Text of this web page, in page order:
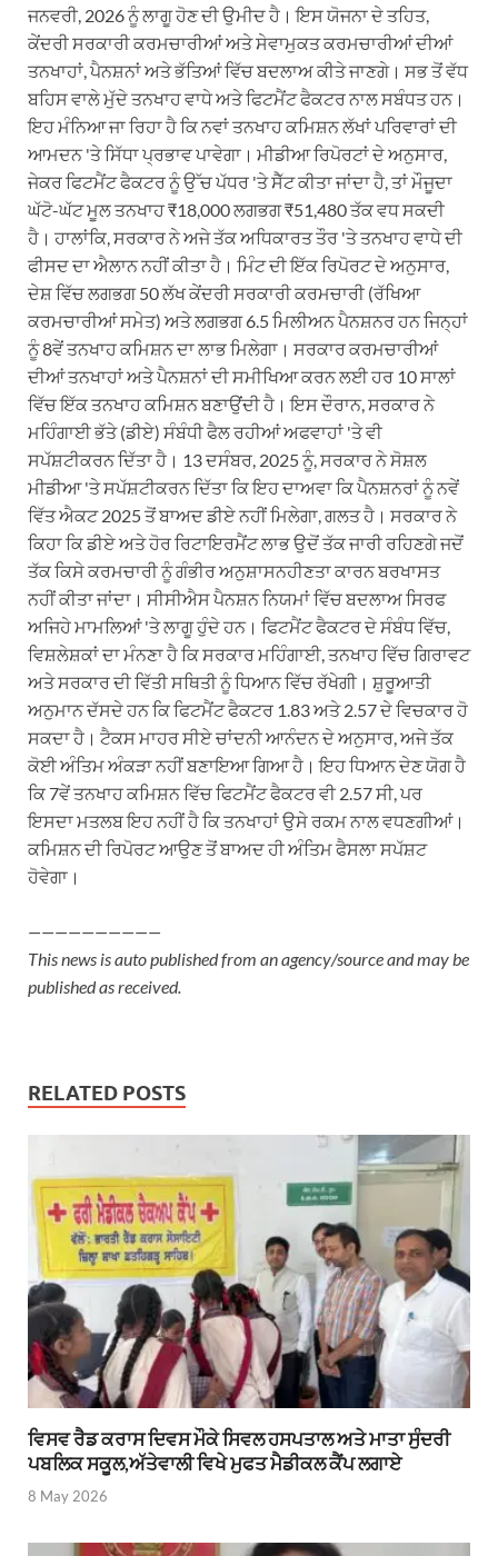
ਜਨਵਰੀ, 2026 ਨੂੰ ਲਾਗੂ ਹੋਣ ਦੀ ਉਮੀਦ ਹੈ। ਇਸ ਯੋਜਨਾ ਦੇ ਤਹਿਤ,
ਕੇਂਦਰੀ ਸਰਕਾਰੀ ਕਰਮਚਾਰੀਆਂ ਅਤੇ ਸੇਵਾਮੁਕਤ ਕਰਮਚਾਰੀਆਂ ਦੀਆਂ
ਤਨਖਾਹਾਂ, ਪੈਨਸ਼ਨਾਂ ਅਤੇ ਭੱਤਿਆਂ ਵਿੱਚ ਬਦਲਾਅ ਕੀਤੇ ਜਾਣਗੇ। ਸਭ ਤੋਂ ਵੱਧ
ਬਹਿਸ ਵਾਲੇ ਮੁੱਦੇ ਤਨਖਾਹ ਵਾਧੇ ਅਤੇ ਫਿਟਮੈਂਟ ਫੈਕਟਰ ਨਾਲ ਸਬੰਧਤ ਹਨ।
ਇਹ ਮੰਨਿਆ ਜਾ ਰਿਹਾ ਹੈ ਕਿ ਨਵਾਂ ਤਨਖਾਹ ਕਮਿਸ਼ਨ ਲੱਖਾਂ ਪਰਿਵਾਰਾਂ ਦੀ
ਆਮਦਨ 'ਤੇ ਸਿੱਧਾ ਪ੍ਰਭਾਵ ਪਾਵੇਗਾ। ਮੀਡੀਆ ਰਿਪੋਰਟਾਂ ਦੇ ਅਨੁਸਾਰ,
ਜੇਕਰ ਫਿਟਮੈਂਟ ਫੈਕਟਰ ਨੂੰ ਉੱਚ ਪੱਧਰ 'ਤੇ ਸੈੱਟ ਕੀਤਾ ਜਾਂਦਾ ਹੈ, ਤਾਂ ਮੌਜੂਦਾ
ਘੱਟੋ-ਘੱਟ ਮੂਲ ਤਨਖਾਹ ₹18,000 ਲਗਭਗ ₹51,480 ਤੱਕ ਵਧ ਸਕਦੀ
ਹੈ। ਹਾਲਾਂਕਿ, ਸਰਕਾਰ ਨੇ ਅਜੇ ਤੱਕ ਅਧਿਕਾਰਤ ਤੌਰ 'ਤੇ ਤਨਖਾਹ ਵਾਧੇ ਦੀ
ਫੀਸਦ ਦਾ ਐਲਾਨ ਨਹੀਂ ਕੀਤਾ ਹੈ। ਮਿੰਟ ਦੀ ਇੱਕ ਰਿਪੋਰਟ ਦੇ ਅਨੁਸਾਰ,
ਦੇਸ਼ ਵਿੱਚ ਲਗਭਗ 50 ਲੱਖ ਕੇਂਦਰੀ ਸਰਕਾਰੀ ਕਰਮਚਾਰੀ (ਰੱਖਿਆ
ਕਰਮਚਾਰੀਆਂ ਸਮੇਤ) ਅਤੇ ਲਗਭਗ 6.5 ਮਿਲੀਅਨ ਪੈਨਸ਼ਨਰ ਹਨ ਜਿਨ੍ਹਾਂ
ਨੂੰ 8ਵੇਂ ਤਨਖਾਹ ਕਮਿਸ਼ਨ ਦਾ ਲਾਭ ਮਿਲੇਗਾ। ਸਰਕਾਰ ਕਰਮਚਾਰੀਆਂ
ਦੀਆਂ ਤਨਖਾਹਾਂ ਅਤੇ ਪੈਨਸ਼ਨਾਂ ਦੀ ਸਮੀਖਿਆ ਕਰਨ ਲਈ ਹਰ 10 ਸਾਲਾਂ
ਵਿੱਚ ਇੱਕ ਤਨਖਾਹ ਕਮਿਸ਼ਨ ਬਣਾਉਂਦੀ ਹੈ। ਇਸ ਦੌਰਾਨ, ਸਰਕਾਰ ਨੇ
ਮਹਿੰਗਾਈ ਭੱਤੇ (ਡੀਏ) ਸੰਬੰਧੀ ਫੈਲ ਰਹੀਆਂ ਅਫਵਾਹਾਂ 'ਤੇ ਵੀ
ਸਪੱਸ਼ਟੀਕਰਨ ਦਿੱਤਾ ਹੈ। 13 ਦਸੰਬਰ, 2025 ਨੂੰ, ਸਰਕਾਰ ਨੇ ਸੋਸ਼ਲ
ਮੀਡੀਆ 'ਤੇ ਸਪੱਸ਼ਟੀਕਰਨ ਦਿੱਤਾ ਕਿ ਇਹ ਦਾਅਵਾ ਕਿ ਪੈਨਸ਼ਨਰਾਂ ਨੂੰ ਨਵੇਂ
ਵਿੱਤ ਐਕਟ 2025 ਤੋਂ ਬਾਅਦ ਡੀਏ ਨਹੀਂ ਮਿਲੇਗਾ, ਗਲਤ ਹੈ। ਸਰਕਾਰ ਨੇ
ਕਿਹਾ ਕਿ ਡੀਏ ਅਤੇ ਹੋਰ ਰਿਟਾਇਰਮੈਂਟ ਲਾਭ ਉਦੋਂ ਤੱਕ ਜਾਰੀ ਰਹਿਣਗੇ ਜਦੋਂ
ਤੱਕ ਕਿਸੇ ਕਰਮਚਾਰੀ ਨੂੰ ਗੰਭੀਰ ਅਨੁਸ਼ਾਸਨਹੀਣਤਾ ਕਾਰਨ ਬਰਖਾਸਤ
ਨਹੀਂ ਕੀਤਾ ਜਾਂਦਾ। ਸੀਸੀਐਸ ਪੈਨਸ਼ਨ ਨਿਯਮਾਂ ਵਿੱਚ ਬਦਲਾਅ ਸਿਰਫ
ਅਜਿਹੇ ਮਾਮਲਿਆਂ 'ਤੇ ਲਾਗੂ ਹੁੰਦੇ ਹਨ। ਫਿਟਮੈਂਟ ਫੈਕਟਰ ਦੇ ਸੰਬੰਧ ਵਿੱਚ,
ਵਿਸ਼ਲੇਸ਼ਕਾਂ ਦਾ ਮੰਨਣਾ ਹੈ ਕਿ ਸਰਕਾਰ ਮਹਿੰਗਾਈ, ਤਨਖਾਹ ਵਿੱਚ ਗਿਰਾਵਟ
ਅਤੇ ਸਰਕਾਰ ਦੀ ਵਿੱਤੀ ਸਥਿਤੀ ਨੂੰ ਧਿਆਨ ਵਿੱਚ ਰੱਖੇਗੀ। ਸ਼ੁਰੂਆਤੀ
ਅਨੁਮਾਨ ਦੱਸਦੇ ਹਨ ਕਿ ਫਿਟਮੈਂਟ ਫੈਕਟਰ 1.83 ਅਤੇ 2.57 ਦੇ ਵਿਚਕਾਰ ਹੋ
ਸਕਦਾ ਹੈ। ਟੈਕਸ ਮਾਹਰ ਸੀਏ ਚਾਂਦਨੀ ਆਨੰਦਨ ਦੇ ਅਨੁਸਾਰ, ਅਜੇ ਤੱਕ
ਕੋਈ ਅੰਤਿਮ ਅੰਕੜਾ ਨਹੀਂ ਬਣਾਇਆ ਗਿਆ ਹੈ। ਇਹ ਧਿਆਨ ਦੇਣ ਯੋਗ ਹੈ
ਕਿ 7ਵੇਂ ਤਨਖਾਹ ਕਮਿਸ਼ਨ ਵਿੱਚ ਫਿਟਮੈਂਟ ਫੈਕਟਰ ਵੀ 2.57 ਸੀ, ਪਰ
ਇਸਦਾ ਮਤਲਬ ਇਹ ਨਹੀਂ ਹੈ ਕਿ ਤਨਖਾਹਾਂ ਉਸੇ ਰਕਮ ਨਾਲ ਵਧਣਗੀਆਂ।
ਕਮਿਸ਼ਨ ਦੀ ਰਿਪੋਰਟ ਆਉਣ ਤੋਂ ਬਾਅਦ ਹੀ ਅੰਤਿਮ ਫੈਸਲਾ ਸਪੱਸ਼ਟ
ਹੋਵੇਗਾ।
——————————
This news is auto published from an agency/source and may be
published as received.
RELATED POSTS
ਵਿਸਵ ਰੈਡ ਕਰਾਸ ਦਿਵਸ ਮੌਕੇ ਸਿਵਲ ਹਸਪਤਾਲ ਅਤੇ ਮਾਤਾ ਸੁੰਦਰੀ
ਪਬਲਿਕ ਸਕੂਲ,ਅੱਤੇਵਾਲੀ ਵਿਖੇ ਮੁਫਤ ਮੈਡੀਕਲ ਕੈਂਪ ਲਗਾਏ
8 May 2026